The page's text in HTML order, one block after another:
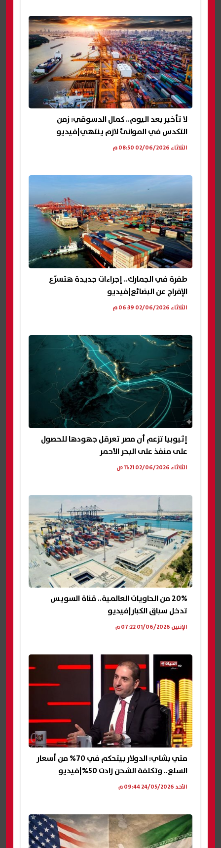
لا تأخير بعد اليوم.. كمال الدسوقي: زمن
التكدس في الموانئ لازم ينتهي|فيديو
الثلاثاء 02/06/2026 08:50 م
طفرة في الجمارك.. إجراءات جديدة هتسرّع
الإفراج عن البضائع|فيديو
الثلاثاء 02/06/2026 06:39 م
إثيوبيا تزعم أن مصر تعرقل جهودها للحصول
على منفذ على البحر الأحمر
الثلاثاء 02/06/2026 11:21 ص
20% من الحاويات العالمية.. قناة السويس
تدخل سباق الكبار|فيديو
الإثنين 01/06/2026 07:22 م
متي بشاي: الدولار بيتحكم في 70% من أسعار
السلع.. وتكلفة الشحن زادت 50%|فيديو
الأحد 24/05/2026 09:44 م